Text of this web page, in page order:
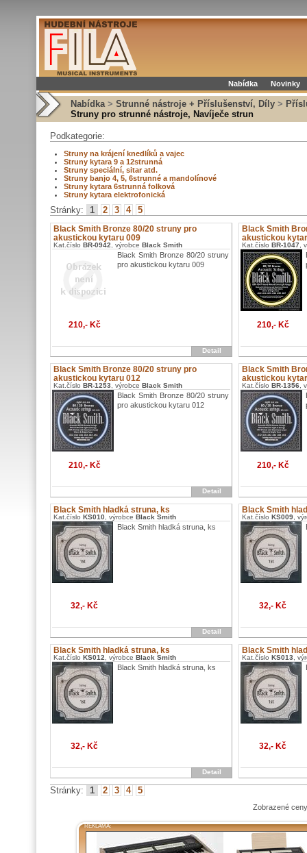
Nabídka Novinky
Nabídka > Strunné nástroje + Příslušenství, Díly >
Struny pro strunné nástroje, Navíječe strun
Podkategorie:
Struny na krájení knedlíků a vajec
Struny kytara 9 a 12strunná
Struny speciální, sitar atd.
Struny banjo 4, 5, 6strunné a mandolínové
Struny kytara 6strunná folková
Struny kytara elektrofonická
Stránky: 1 2 3 4 5
Black Smith Bronze 80/20 struny pro
akustickou kytaru 009
Kat.číslo BR-0942, výrobce Black Smith
Black Smith Bronze 80/20 struny
pro akustickou kytaru 009
210,- Kč
Detail
Black Smith
akustickou
Kat.číslo BR-1047,
210,- Kč
Black Smith Bronze 80/20 struny pro
akustickou kytaru 012
Kat.číslo BR-1253, výrobce Black Smith
Black Smith Bronze 80/20 struny
pro akustickou kytaru 012
210,- Kč
Detail
Black Smith
akustickou
Kat.číslo BR-1356,
210,- Kč
Black Smith hladká struna, ks
Kat.číslo KS010, výrobce Black Smith
Black Smith hladká struna, ks
32,- Kč
Detail
Black Smith
Kat.číslo KS009,
32,- Kč
Black Smith hladká struna, ks
Kat.číslo KS012, výrobce Black Smith
Black Smith hladká struna, ks
32,- Kč
Detail
Black Smith
Kat.číslo KS013,
32,- Kč
Stránky: 1 2 3 4 5
Zobrazené
REKLAMA: